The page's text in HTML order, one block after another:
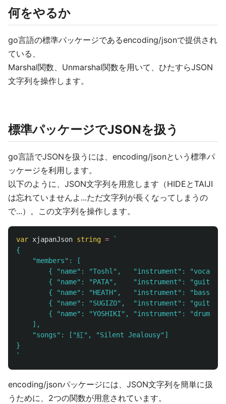
何をやるか
go言語の標準パッケージであるencoding/jsonで提供され
ている、
Marshal関数、Unmarshal関数を用いて、ひたすらJSON
文字列を操作します。
標準パッケージでJSONを扱う
go言語でJSONを扱うには、encoding/jsonという標準パ
ッケージを利用します。
以下のように、JSON文字列を用意します（HIDEとTAIJI
は忘れていませんよ...ただ文字列が長くなってしまうの
で...）。この文字列を操作します。
var xjapanJson string =
`
{
}
`
encoding/jsonパッケージには、JSON文字列を簡単に扱
うために、2つの関数が用意されています。